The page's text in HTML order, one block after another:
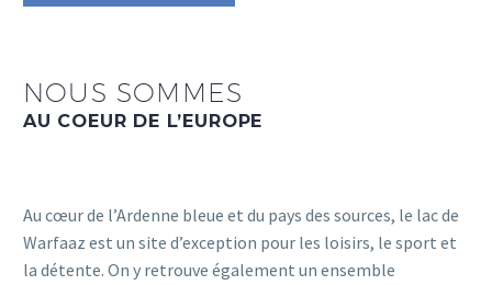
NOUS SOMMES
AU COEUR DE L’EUROPE
Au cœur de l’Ardenne bleue et du pays des sources, le lac de
Warfaaz est un site d’exception pour les loisirs, le sport et
la détente. On y retrouve également un ensemble